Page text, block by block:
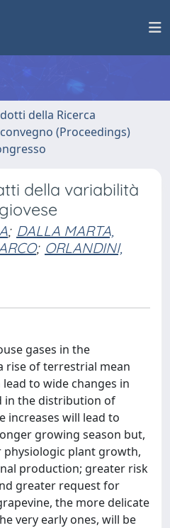
della Ricerca
(Proceedings)
della variabilità
; DALLA MARTA,
; ORLANDINI,
gases in the
rise of terrestrial mean
to wide changes in
in the distribution of
increases will lead to
growing season but,
physiologic plant growth,
production; greater risk
greater request for
the more delicate
very early ones, will be